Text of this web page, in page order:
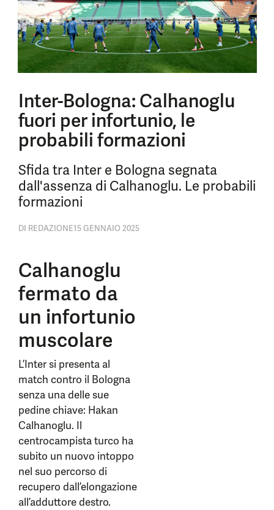
Inter-Bologna: Calhanoglu
fuori per infortunio, le
probabili formazioni
Sfida tra Inter e Bologna segnata
dall'assenza di Calhanoglu. Le probabili
formazioni
DI REDAZIONE15 GENNAIO 2025
Calhanoglu
fermato da
un infortunio
muscolare
L’Inter si presenta al
match contro il Bologna
senza una delle sue
pedine chiave: Hakan
Calhanoglu. Il
centrocampista turco ha
subito un nuovo intoppo
nel suo percorso di
recupero dall’elongazione
all’adduttore destro.